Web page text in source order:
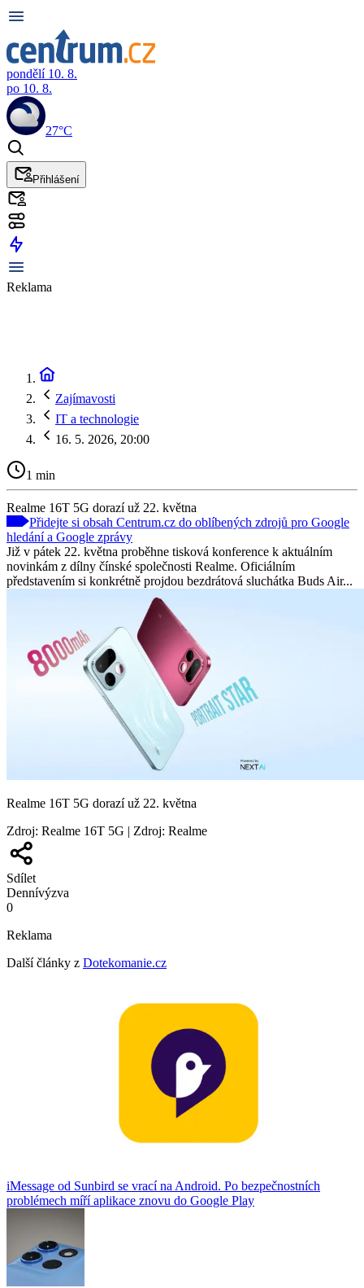
pondělí 10. 8.
po 10. 8.
27°C
Přihlášení
Reklama
Zajímavosti
IT a technologie
16. 5. 2026, 20:00
1 min
Realme 16T 5G dorazí už 22. května
Přidejte si obsah Centrum.cz do oblíbených zdrojů pro Google
hledání a Google zprávy
Již v pátek 22. května proběhne tisková konference k aktuálním
novinkám z dílny čínské společnosti Realme. Oficiálním
představením si konkrétně projdou bezdrátová sluchátka Buds Air...
Realme 16T 5G dorazí už 22. května
Zdroj: Realme 16T 5G | Zdroj: Realme
Sdílet
Dennívýzva
0
Reklama
Další články z Dotekomanie.cz
iMessage od Sunbird se vrací na Android. Po bezpečnostních
problémech míří aplikace znovu do Google Play